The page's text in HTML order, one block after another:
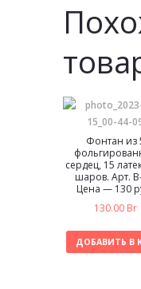
Фонтан из
сердец, 15
шаров. Арт.
Цена — 130
130.00 Br
ДОБАВИТЬ В